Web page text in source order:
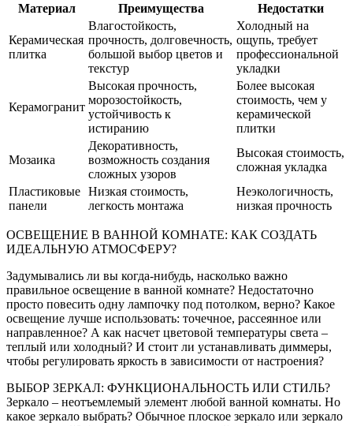
Материал Преимущества Недостатки
Керамическая
плитка
Влагостойкость,
прочность, долговечность,
большой выбор цветов и
текстур
Холодный на
ощупь, требует
профессиональной
укладки
Керамогранит
Высокая прочность,
морозостойкость,
устойчивость к
истиранию
Более высокая
стоимость, чем у
керамической
плитки
Мозаика
Декоративность,
возможность создания
сложных узоров
Высокая стоимость,
сложная укладка
Пластиковые
панели
Низкая стоимость,
легкость монтажа
Неэкологичность,
низкая прочность
ОСВЕЩЕНИЕ В ВАННОЙ КОМНАТЕ: КАК СОЗДАТЬ
ИДЕАЛЬНУЮ АТМОСФЕРУ?
Задумывались ли вы когда-нибудь, насколько важно
правильное освещение в ванной комнате? Недостаточно
просто повесить одну лампочку под потолком, верно? Какое
освещение лучше использовать: точечное, рассеянное или
направленное? А как насчет цветовой температуры света –
теплый или холодный? И стоит ли устанавливать диммеры,
чтобы регулировать яркость в зависимости от настроения?
ВЫБОР ЗЕРКАЛ: ФУНКЦИОНАЛЬНОСТЬ ИЛИ СТИЛЬ?
Зеркало – неотъемлемый элемент любой ванной комнаты. Но
какое зеркало выбрать? Обычное плоское зеркало или зеркало